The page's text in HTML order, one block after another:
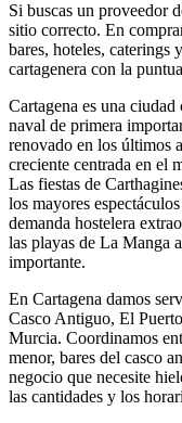
Si buscas un proveedor
sitio correcto. En
bares, hoteles, caterings
cartagenera con la
Cartagena es una
naval de primera
renovado en los últimos
creciente centrada en el
Las fiestas de
los mayores
demanda hostelera
las playas de La Manga
importante.
En Cartagena damos
Casco Antiguo, El
Murcia. Coordinamos
menor, bares del casco
negocio que necesite
las cantidades y los